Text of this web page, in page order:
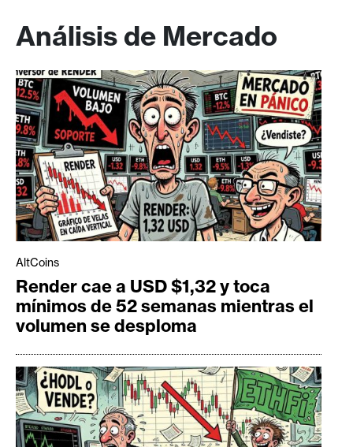
Análisis de Mercado
AltCoins
Render cae a USD $1,32 y toca
mínimos de 52 semanas mientras el
volumen se desploma